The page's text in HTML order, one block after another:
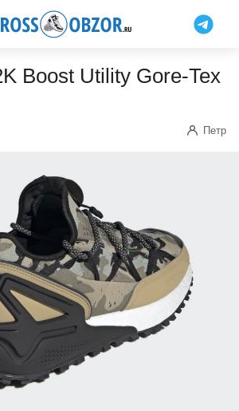
Boost Utility Gore-Tex
Петр